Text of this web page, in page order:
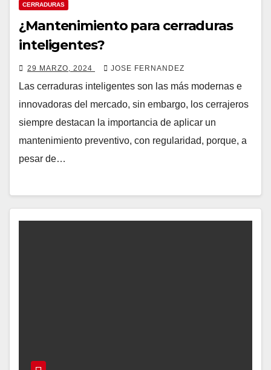
CERRADURAS
¿Mantenimiento para cerraduras
inteligentes?
29 MARZO, 2024 JOSE FERNANDEZ
Las cerraduras inteligentes son las más modernas e
innovadoras del mercado, sin embargo, los cerrajeros
siempre destacan la importancia de aplicar un
mantenimiento preventivo, con regularidad, porque, a
pesar de…